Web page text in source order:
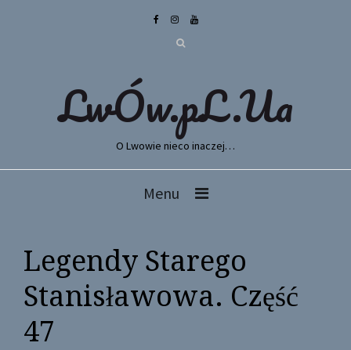
LwÓw.pL.Ua
O Lwowie nieco inaczej…
Menu
Legendy Starego
Stanisławowa. Część
47